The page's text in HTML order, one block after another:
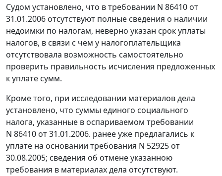
Судом установлено, что в требовании N 86410 от
31.01.2006 отсутствуют полные сведения о наличии
недоимки по налогам, неверно указан срок уплаты
налогов, в связи с чем у налогоплательщика
отсутствовала возможность самостоятельно
проверить правильность исчисления предложенных
к уплате сумм.
Кроме того, при исследовании материалов дела
установлено, что суммы единого социального
налога, указанные в оспариваемом требовании
N 86410 от 31.01.2006. ранее уже предлагались к
уплате на основании требования N 52925 от
30.08.2005; сведения об отмене указанною
требования в материалах дела отсутствуют.